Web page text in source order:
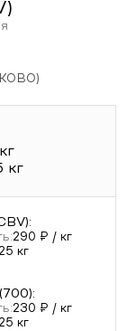
)
кг
:
290 ₽ / кг
кг
:
230 ₽ / кг
кг